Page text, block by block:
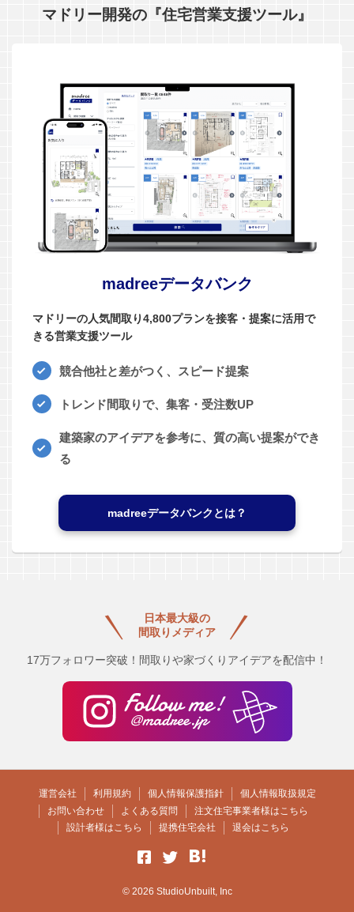
マドリー開発の『住宅営業支援ツール』
madreeデータバンク
マドリーの人気間取り4,800プランを接客・提案に活用で
きる営業支援ツール
競合他社と差がつく、スピード提案
トレンド間取りで、集客・受注数UP
建築家のアイデアを参考に、質の高い提案ができ
る
madreeデータバンクとは？
日本最大級の
間取りメディア
17万フォロワー突破！間取りや家づくりアイデアを配信中！
運営会社 利用規約 個人情報保護指針
個人情報取扱規定
お問い合わせ
よくある質問
注文住宅事業者様はこちら
設計者様はこちら
提携住宅会社 退会はこちら
© 2026 StudioUnbuilt, Inc